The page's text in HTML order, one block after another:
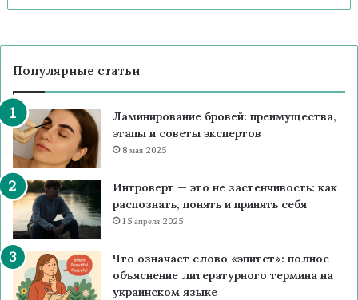
Популярные статьи
Ламинирование бровей: преимущества,
этапы и советы экспертов
8 мая 2025
Интроверт — это не застенчивость: как
распознать, понять и принять себя
15 апреля 2025
Что означает слово «эпитет»: полное
объяснение литературного термина на
украинском языке